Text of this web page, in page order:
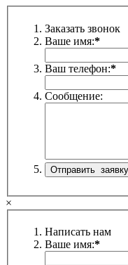
Заказать звонок
Ваше имя:*
Ваш телефон:*
Сообщение:
×
Написать нам
Ваше имя:*